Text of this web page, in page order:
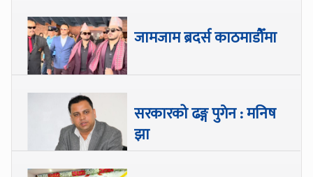
जामजाम ब्रदर्स काठमाडौँमा
सरकारको ढङ्ग पुगेन : मनिष
झा